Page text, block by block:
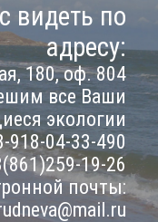
видеть по
адресу:
180, оф. 804
все Ваши
экологии
918-04-33-490
19-26
почты: